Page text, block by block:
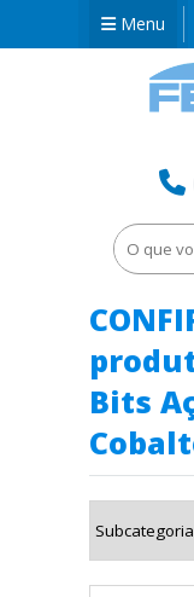
Menu
Home
Bits